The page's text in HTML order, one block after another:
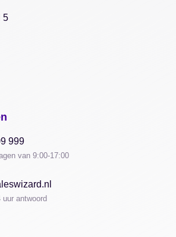
5
999
van 9:00-17:00
uur antwoord